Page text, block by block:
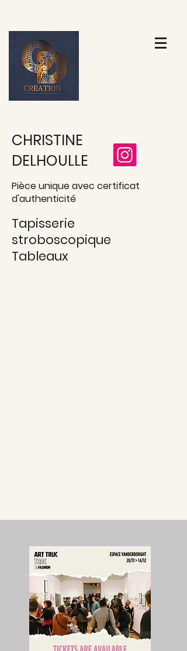
CHRISTINE
DELHOULLE
Pièce unique avec certificat
d'authenticité
Tapisserie
stroboscopique
Tableaux